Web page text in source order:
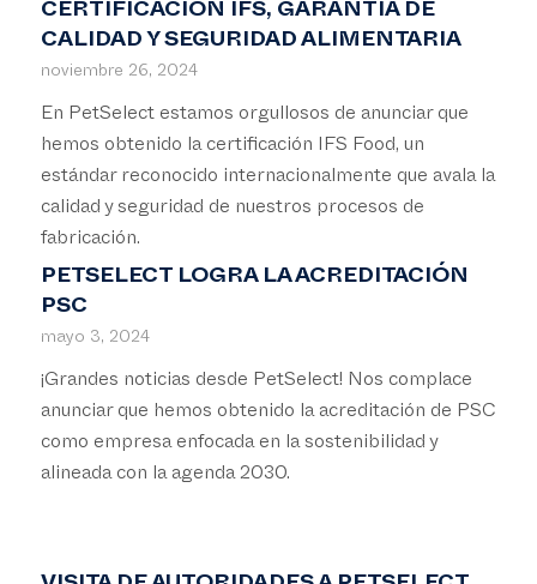
CERTIFICACIÓN IFS, GARANTÍA DE
CALIDAD Y SEGURIDAD ALIMENTARIA
noviembre 26, 2024
En PetSelect estamos orgullosos de anunciar que
hemos obtenido la certificación IFS Food, un
estándar reconocido internacionalmente que avala la
calidad y seguridad de nuestros procesos de
fabricación.
PETSELECT LOGRA LA ACREDITACIÓN
PSC
mayo 3, 2024
¡Grandes noticias desde PetSelect! Nos complace
anunciar que hemos obtenido la acreditación de PSC
como empresa enfocada en la sostenibilidad y
alineada con la agenda 2030.